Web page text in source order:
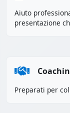
Aiuto
presentazione
Preparati per